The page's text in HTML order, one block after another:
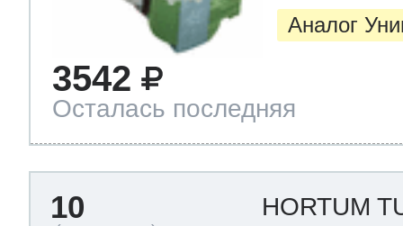
Аналог
3542
Осталась последняя
10 HORTUM